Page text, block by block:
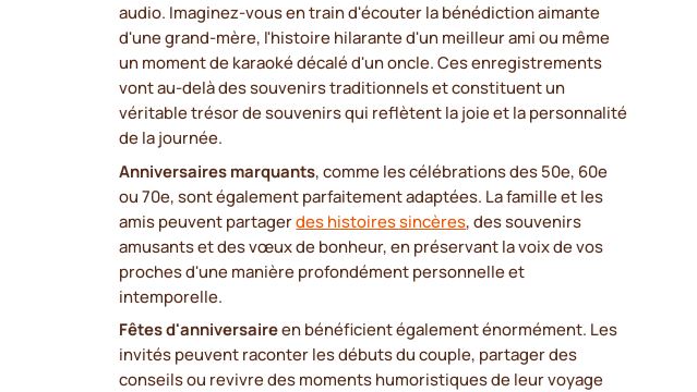
audio. Imaginez-vous en train d'écouter la bénédiction aimante
d'une grand-mère, l'histoire hilarante d'un meilleur ami ou même
un moment de karaoké décalé d'un oncle. Ces enregistrements
vont au-delà des souvenirs traditionnels et constituent un
véritable trésor de souvenirs qui reflètent la joie et la personnalité
de la journée.
Anniversaires marquants, comme les célébrations des 50e, 60e
ou 70e, sont également parfaitement adaptées. La famille et les
amis peuvent partagerdes histoires sincères, des souvenirs
amusants et des vœux de bonheur, en préservant la voix de vos
proches d'une manière profondément personnelle et
intemporelle.
Fêtes d'anniversaireen bénéficient également énormément. Les
invités peuvent raconter les débuts du couple, partager des
conseils ou revivre des moments humoristiques de leur voyage